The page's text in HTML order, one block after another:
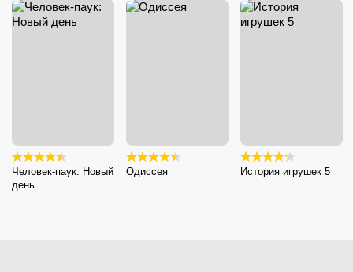
Человек-паук: Новый
день
Одиссея История игрушек 5